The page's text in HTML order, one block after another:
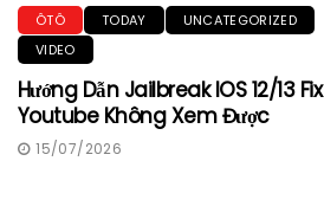
ÔTÔ TODAY
UNCATEGORIZED
VIDEO
Hướng Dẫn Jailbreak IOS 12/13 Fix
Youtube Không Xem Được
15/07/2026